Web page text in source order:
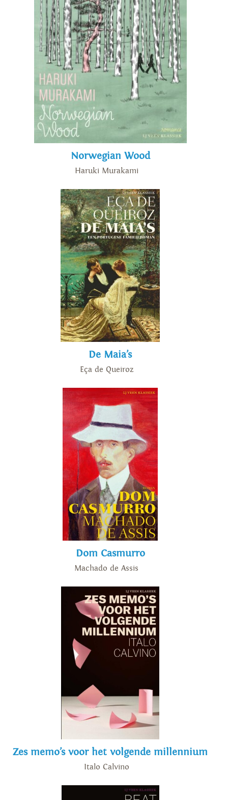
Norwegian Wood
Haruki Murakami
De Maia’s
Eça de Queiroz
Dom Casmurro
Machado de Assis
Zes memo’s voor het volgende millennium
Italo Calvino